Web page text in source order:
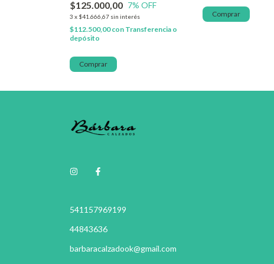
$125.000,00 7% OFF
3 x $41.666,67 sin interés
$112.500,00con Transferencia o
depósito
Comprar
Comprar
541157969199
44843636
barbaracalzadook@gmail.com